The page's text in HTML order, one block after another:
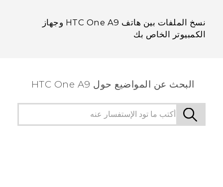
نسخ الملفات بين هاتف HTC One A9 وجهاز
الكمبيوتر الخاص بك
البحث عن المواضيع حول HTC One A9